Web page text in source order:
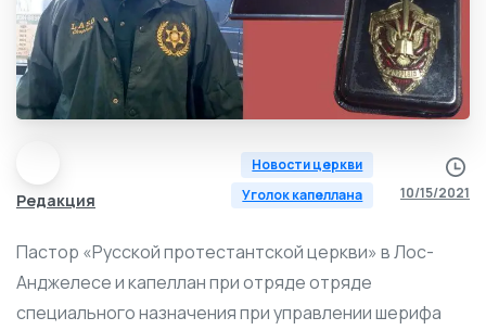
Редакция
Новости церкви
Уголок капеллана
10/15/2021
Пастор «Русской протестантской церкви» в Лос-
Анджелесе и капеллан при отряде отряде
специального назначения при управлении шерифа